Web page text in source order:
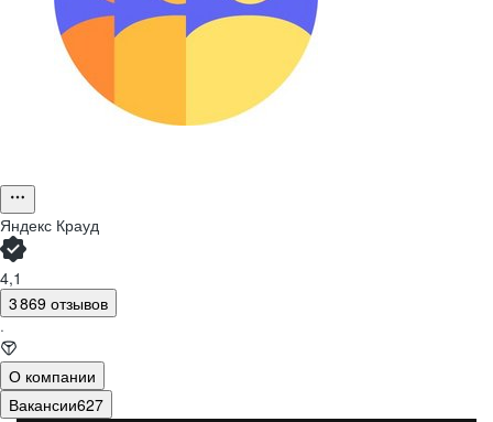
Яндекс Крауд
4,1
3 869 отзывов
·
О компании
Вакансии627